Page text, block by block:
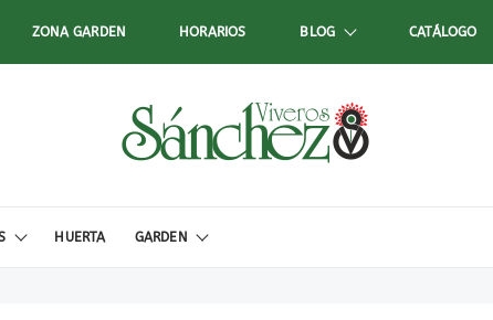
ZONA GARDEN HORARIOS BLOG CATÁLOGO
HUERTA GARDEN